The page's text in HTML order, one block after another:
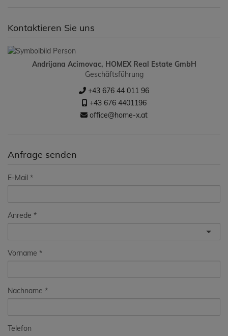
Kontaktieren Sie uns
Andrijana Acimovac, HOMEX Real Estate GmbH
Geschäftsführung
+43 676 44 011 96
+43 676 4401196
office@home-x.at
Anfrage senden
E-Mail
Anrede
Vorname
Nachname
Telefon